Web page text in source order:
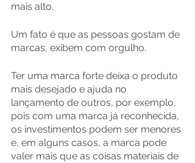
mais alto.
Um fato é que as pessoas gostam de
marcas, exibem com orgulho.
Ter uma marca forte deixa o produto
mais desejado e ajuda no
lançamento de outros, por exemplo,
pois com uma marca já reconhecida,
os investimentos podem ser menores
e, em alguns casos, a marca pode
valer mais que as coisas materiais de